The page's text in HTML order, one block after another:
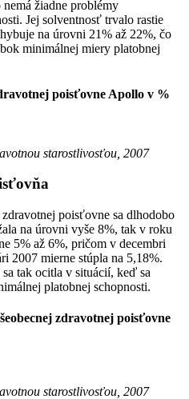
žiadne problémy
Jej solventnosť trvalo rastie
na úrovni 21% až 22%, čo
minimálnej miery platobnej
poisťovne Apollo v %
starostlivosťou, 2007
poisťovne sa dlhodobo
na úrovni vyše 8%, tak v roku
5% až 6%, pričom v decembri
2007 mierne stúpla na 5,18%.
tak ocitla v situácií, keď sa
platobnej schopnosti.
zdravotnej poisťovne
starostlivosťou, 2007